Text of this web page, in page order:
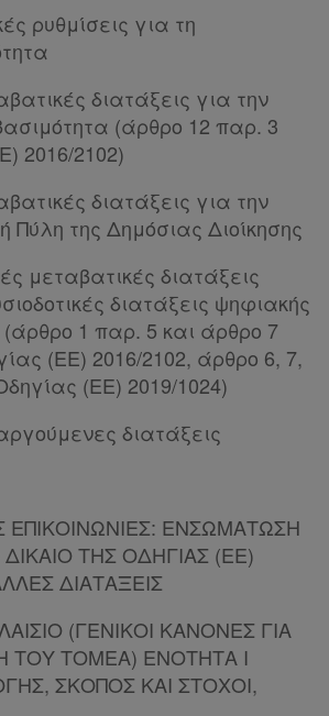
58 [-]
58Α [-]
59 [-]
ρυθμίσεις για τη
διατάξεις για την
(άρθρο 12 παρ. 3
2016/2102)
διατάξεις για την
Πύλη της Δημόσιας Διοίκησης
μεταβατικές διατάξεις
διατάξεις ψηφιακής
(άρθρο 1 παρ. 5 και άρθρο 7
(EE) 2016/2102, άρθρο 6, 7,
(ΕΕ) 2019/1024)
διατάξεις
ΕΠΙΚΟΙΝΩΝΙΕΣ: ΕΝΣΩΜΑΤΩΣΗ
ΤΗΣ ΟΔΗΓΙΑΣ (ΕΕ)
ΔΙΑΤΑΞΕΙΣ
(ΓΕΝΙΚΟΙ ΚΑΝΟΝΕΣ ΓΙΑ
ΤΟΥ ΤΟΜΕΑ) ΕΝΟΤΗΤΑ Ι
ΣΚΟΠΟΣ ΚΑΙ ΣΤΟΧΟΙ,